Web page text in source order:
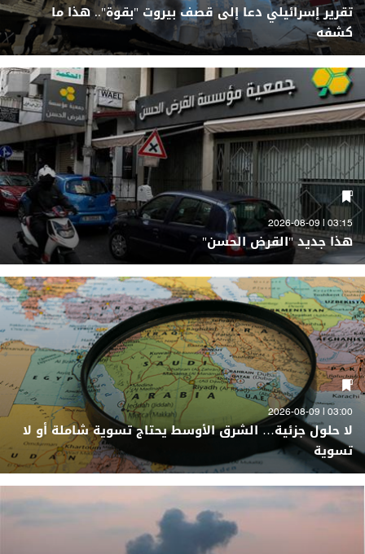
تقرير إسرائيلي دعا إلى قصف بيروت "بقوة".. هذا ما
كشفه
03:15 | 2026-08-09
هذا جديد "القرض الحسن"
03:00 | 2026-08-09
لا حلول جزئية… الشرق الأوسط يحتاج تسوية شاملة أو لا
تسوية